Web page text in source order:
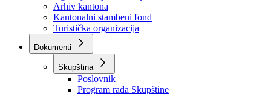
BPK šume
RTV BPK
Agencija za privatizaciju
Arhiv kantona
Kantonalni stambeni fond
Turistička organizacija
Dokumenti